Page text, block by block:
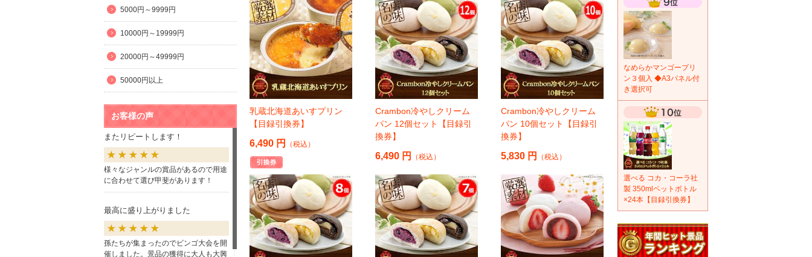
5000円～9999円
10000円～19999円
20000円～49999円
50000円以上
お客様の声
またリピートします！
様々なジャンルの賞品があるので用途
に合わせて選び甲斐があります！
最高に盛り上がりました
孫たちが集まったのでビンゴ大会を開
催しました。景品の獲得に大人も大興
乳蔵北海道あいすプリン
【目録引換券】
6,490 円 （税込）
Crambon冷やしクリーム
パン 12個セット【目録引
換券】
6,490 円 （税込）
Crambon冷やしクリーム
パン 10個セット【目録引
換券】
5,830 円 （税込）
なめらかマンゴープリ
ン３個入 ◆A3パネル付
き選択可
選べる コカ・コーラ社
製 350mlペットボトル
×24本【目録引換券】